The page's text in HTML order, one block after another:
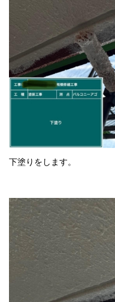
下塗りをします。